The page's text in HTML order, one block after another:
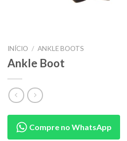
INÍCIO / ANKLE BOOTS
Ankle Boot
Compre no WhatsApp